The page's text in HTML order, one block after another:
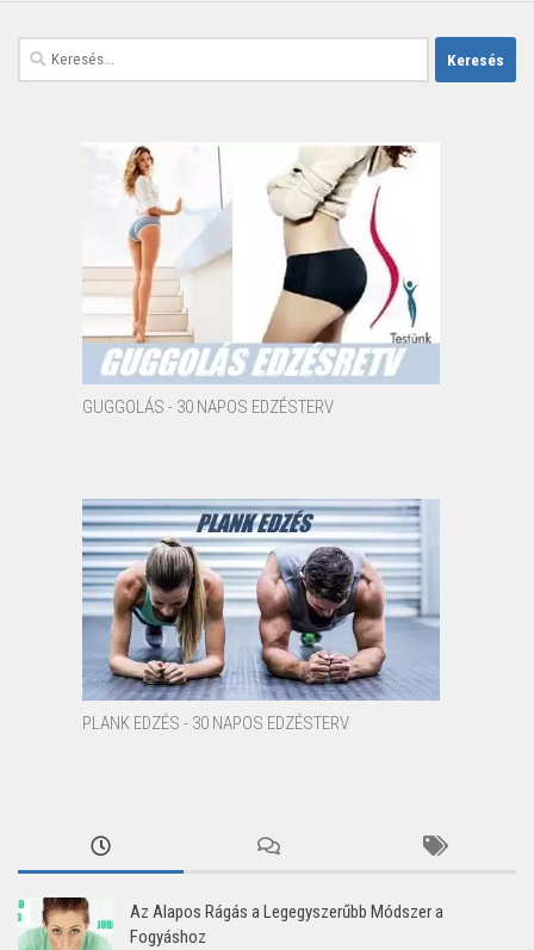
Keresés:
GUGGOLÁS - 30 NAPOS EDZÉSTERV
PLANK EDZÉS - 30 NAPOS EDZÉSTERV
Az Alapos Rágás a Legegyszerűbb Módszer a
Fogyáshoz